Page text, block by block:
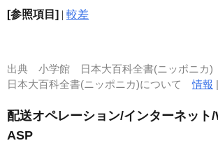
[参照項目] | 較差
出典 小学館 日本大百科全書(ニッポニカ)
日本大百科全書(ニッポニカ)について情報 |
配送オペレーション/インターネット/
ASP